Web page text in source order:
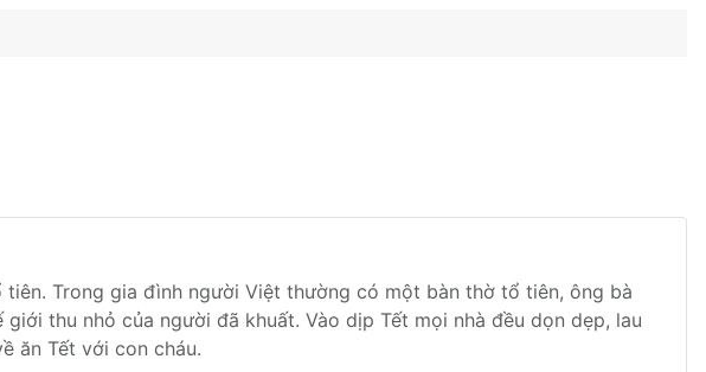
Trong gia đình người Việt thường có một bàn thờ tổ tiên, ông bà
thu nhỏ của người đã khuất. Vào dịp Tết mọi nhà đều dọn dẹp, lau
ăn Tết với con cháu.